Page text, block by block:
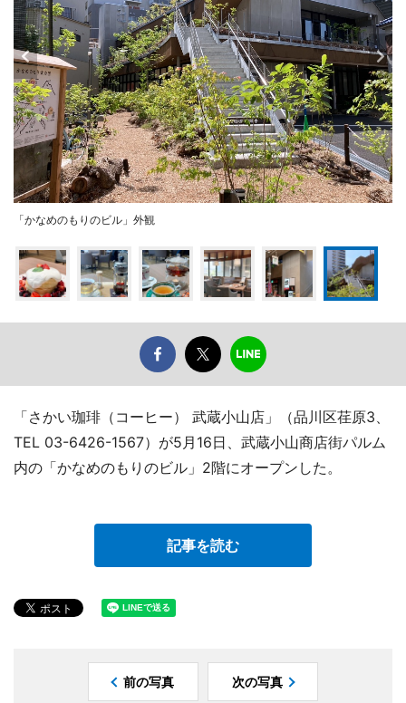
「かなめのもりのビル」外観
「さかい珈琲（コーヒー） 武蔵小山店」（品川区荏原3、
TEL 03-6426-1567）が5月16日、武蔵小山商店街パルム
内の「かなめのもりのビル」2階にオープンした。
記事を読む
前の写真 次の写真